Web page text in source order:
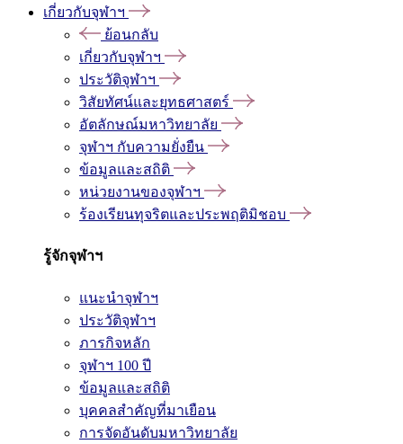
เกี่ยวกับจุฬาฯ
ย้อนกลับ
เกี่ยวกับจุฬาฯ
ประวัติจุฬาฯ
วิสัยทัศน์และยุทธศาสตร์
อัตลักษณ์มหาวิทยาลัย
จุฬาฯ กับความยั่งยืน
ข้อมูลและสถิติ
หน่วยงานของจุฬาฯ
ร้องเรียนทุจริตและประพฤติมิชอบ
รู้จักจุฬาฯ
แนะนำจุฬาฯ
ประวัติจุฬาฯ
ภารกิจหลัก
จุฬาฯ 100 ปี
ข้อมูลและสถิติ
บุคคลสำคัญที่มาเยือน
การจัดอันดับมหาวิทยาลัย